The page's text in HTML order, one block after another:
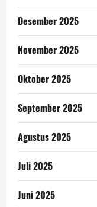
Desember 2025
November 2025
Oktober 2025
September 2025
Agustus 2025
Juli 2025
Juni 2025